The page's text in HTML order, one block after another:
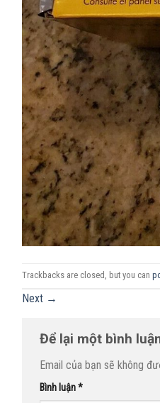
Trackbacks are closed, but you can
Next →
Để lại một bình
Email của bạn sẽ không
Bình luận*